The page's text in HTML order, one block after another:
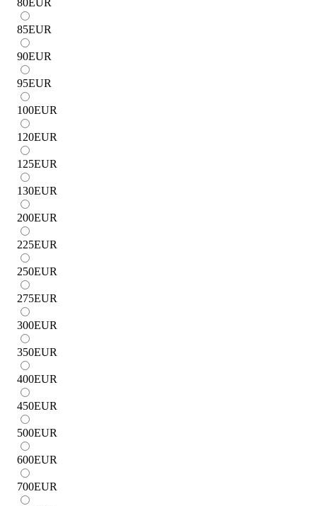
85EUR
90EUR
95EUR
100EUR
120EUR
125EUR
130EUR
200EUR
225EUR
250EUR
275EUR
300EUR
350EUR
400EUR
450EUR
500EUR
600EUR
700EUR